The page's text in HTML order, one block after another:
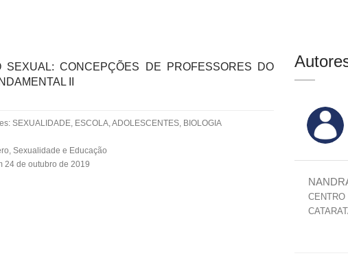
SEXUAL: CONCEPÇÕES DE PROFESSORES DO
II
SEXUALIDADE, ESCOLA, ADOLESCENTES, BIOLOGIA
Sexualidade e Educação
24 de outubro de 2019